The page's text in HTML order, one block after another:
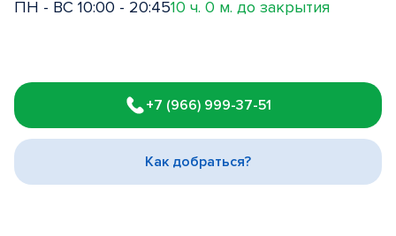
ПН - ВС 10:00 - 20:4510 ч. 0 м. до закрытия
1
of
3
+7 (966) 999-37-51
Как добраться?